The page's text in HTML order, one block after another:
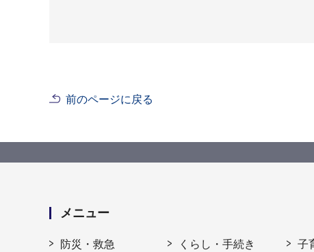
前のページに戻る
メニュー
防災・救急 くらし・手続き 子